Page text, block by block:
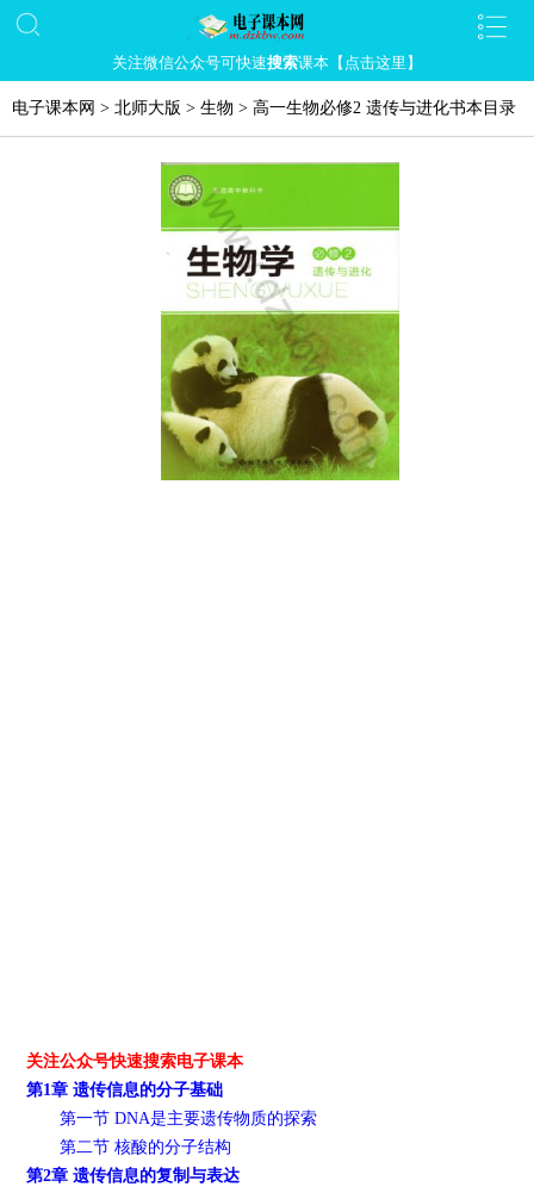
关注微信公众号可快速搜索课本【点击这里】
电子课本网 > 北师大版 > 生物 > 高一生物必修2 遗传与进化书本目录
关注公众号快速搜索电子课本
第1章 遗传信息的分子基础
第一节 DNA是主要遗传物质的探索
第二节 核酸的分子结构
第2章 遗传信息的复制与表达